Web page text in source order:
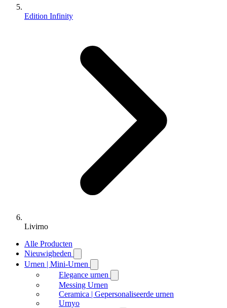
Edition Infinity
Livirno
Alle Producten
Nieuwigheden
Urnen | Mini-Urnen
Elegance urnen
Messing Urnen
Ceramica | Gepersonaliseerde urnen
Urnyo